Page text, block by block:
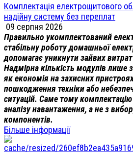
Комплектація електрощитового
надійну систему без переплат
09 серпня 2026
Правильно укомплектований
стабільну роботу домашньої
допомагає уникнути зайвих витрат
Надмірна кількість модулів лише
як економія на захисних
пошкодження техніки або
ситуацій. Саме тому
аналізу навантаження, а не з
компонентів.
Більше інформації